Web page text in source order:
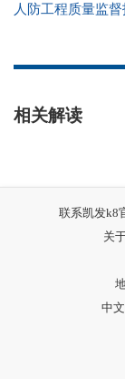
人防工程质量监
相关解读
联系凯发k8
关
中